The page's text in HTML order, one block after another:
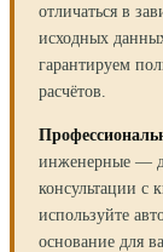
отличаться в
исходных
гарантируем
расчётов.
инженерные —
консультации с
используйте
основание для